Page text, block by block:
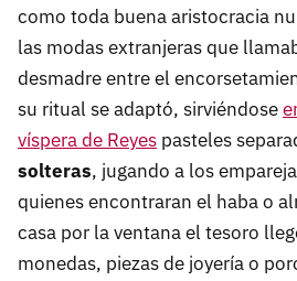
como toda buena aristocracia
las modas extranjeras que
desmadre entre el
su ritual se adaptó, sirviéndose
víspera de Reyes pasteles
solteras, jugando a los
quienes encontraran el haba o
casa por la ventana el tesoro
monedas, piezas de joyería o